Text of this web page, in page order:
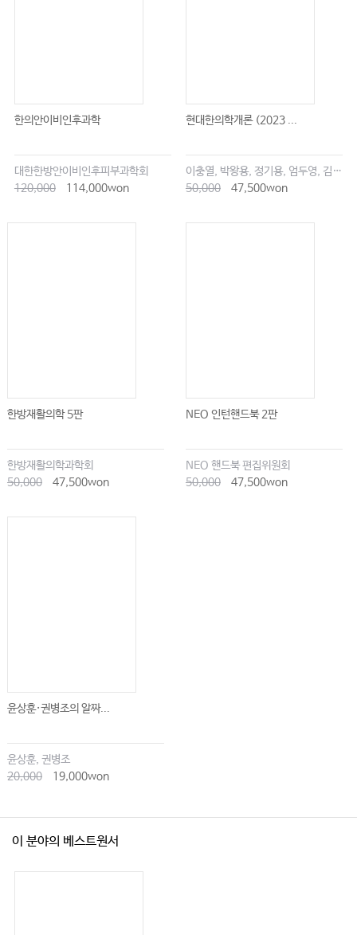
한의안이비인후과학
대한한방안이비인후피부과학회
120,000
114,000won
현대한의학개론 (2023 ...
이충열, 박왕용, 정기용, 엄두영, 김창업
50,000
47,500won
한방재활의학 5판
한방재활의학과학회
50,000
47,500won
NEO 인턴핸드북 2판
NEO 핸드북 편집위원회
50,000
47,500won
윤상훈·권병조의 알짜...
윤상훈, 권병조
20,000
19,000won
이 분야의 베스트원서